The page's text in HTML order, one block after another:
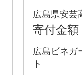
735]
広島県安芸
寄付金額
広島ビネガ
ト